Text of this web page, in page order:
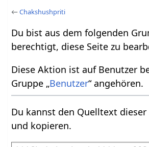
←Chakshushpriti
Du bist aus dem folgenden
berechtigt, diese Seite zu
Diese Aktion ist auf Benutzer
Gruppe „Benutzer“ angehören.
Du kannst den Quelltext
und kopieren.